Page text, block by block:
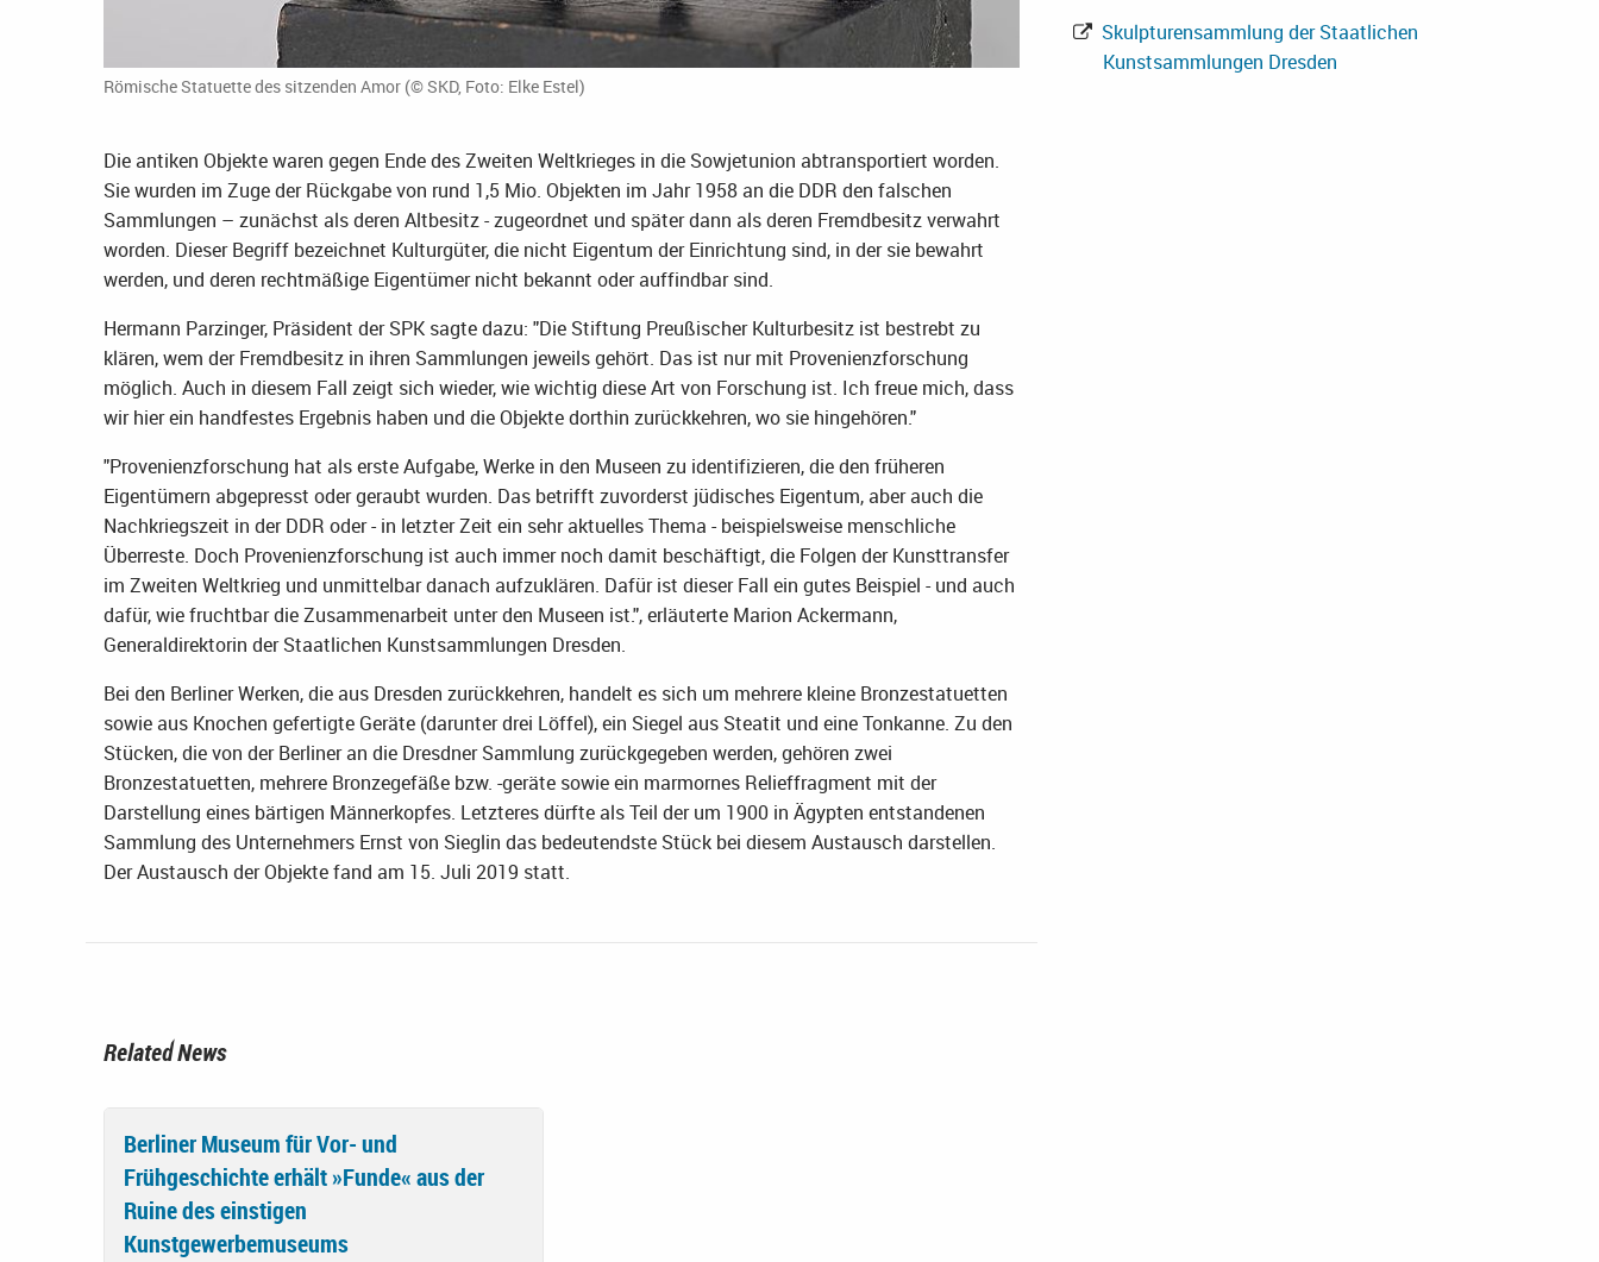
Römische Statuette des sitzenden Amor (© SKD, Foto: Elke Estel)
Die antiken Objekte waren gegen Ende des Zweiten Weltkrieges in die Sowjetunion abtransportiert worden.
Sie wurden im Zuge der Rückgabe von rund 1,5 Mio. Objekten im Jahr 1958 an die DDR den falschen
Sammlungen – zunächst als deren Altbesitz - zugeordnet und später dann als deren Fremdbesitz verwahrt
worden. Dieser Begriff bezeichnet Kulturgüter, die nicht Eigentum der Einrichtung sind, in der sie bewahrt
werden, und deren rechtmäßige Eigentümer nicht bekannt oder auffindbar sind.
Hermann Parzinger, Präsident der SPK sagte dazu: "Die Stiftung Preußischer Kulturbesitz ist bestrebt zu
klären, wem der Fremdbesitz in ihren Sammlungen jeweils gehört. Das ist nur mit Provenienzforschung
möglich. Auch in diesem Fall zeigt sich wieder, wie wichtig diese Art von Forschung ist. Ich freue mich, dass
wir hier ein handfestes Ergebnis haben und die Objekte dorthin zurückkehren, wo sie hingehören."
"Provenienzforschung hat als erste Aufgabe, Werke in den Museen zu identifizieren, die den früheren
Eigentümern abgepresst oder geraubt wurden. Das betrifft zuvorderst jüdisches Eigentum, aber auch die
Nachkriegszeit in der DDR oder - in letzter Zeit ein sehr aktuelles Thema - beispielsweise menschliche
Überreste. Doch Provenienzforschung ist auch immer noch damit beschäftigt, die Folgen der Kunsttransfer
im Zweiten Weltkrieg und unmittelbar danach aufzuklären. Dafür ist dieser Fall ein gutes Beispiel - und auch
dafür, wie fruchtbar die Zusammenarbeit unter den Museen ist.", erläuterte Marion Ackermann,
Generaldirektorin der Staatlichen Kunstsammlungen Dresden.
Bei den Berliner Werken, die aus Dresden zurückkehren, handelt es sich um mehrere kleine Bronzestatuetten
sowie aus Knochen gefertigte Geräte (darunter drei Löffel), ein Siegel aus Steatit und eine Tonkanne. Zu den
Stücken, die von der Berliner an die Dresdner Sammlung zurückgegeben werden, gehören zwei
Bronzestatuetten, mehrere Bronzegefäße bzw. -geräte sowie ein marmornes Relieffragment mit der
Darstellung eines bärtigen Männerkopfes. Letzteres dürfte als Teil der um 1900 in Ägypten entstandenen
Sammlung des Unternehmers Ernst von Sieglin das bedeutendste Stück bei diesem Austausch darstellen.
Der Austausch der Objekte fand am 15. Juli 2019 statt.
Skulpturensammlung der Staatlichen
Kunstsammlungen Dresden
Related News
Berliner Museum für Vor- und
Frühgeschichte erhält »Funde« aus der
Ruine des einstigen
Kunstgewerbemuseums